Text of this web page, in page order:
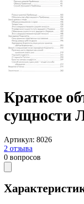
Краткое
сущности
Артикул: 8026
2 отзыва
0 вопросов